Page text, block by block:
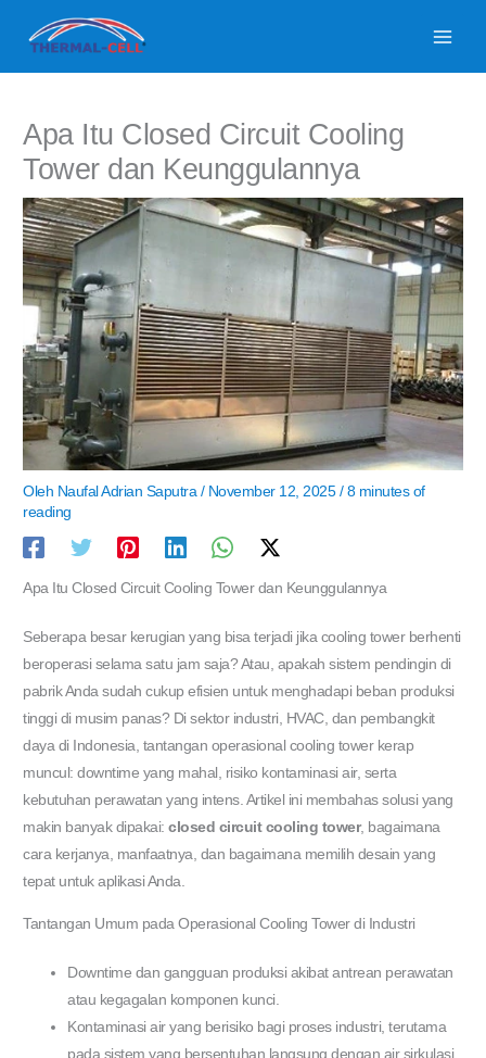
Apa Itu Closed Circuit Cooling
Tower dan Keunggulannya
Oleh Naufal Adrian Saputra / November 12, 2025 / 8 minutes of
reading
Apa Itu Closed Circuit Cooling Tower dan Keunggulannya
Seberapa besar kerugian yang bisa terjadi jika cooling tower berhenti
beroperasi selama satu jam saja? Atau, apakah sistem pendingin di
pabrik Anda sudah cukup efisien untuk menghadapi beban produksi
tinggi di musim panas? Di sektor industri, HVAC, dan pembangkit
daya di Indonesia, tantangan operasional cooling tower kerap
muncul: downtime yang mahal, risiko kontaminasi air, serta
kebutuhan perawatan yang intens. Artikel ini membahas solusi yang
makin banyak dipakai:closed circuit cooling tower, bagaimana
cara kerjanya, manfaatnya, dan bagaimana memilih desain yang
tepat untuk aplikasi Anda.
Tantangan Umum pada Operasional Cooling Tower di Industri
Downtime dan gangguan produksi akibat antrean perawatan
atau kegagalan komponen kunci.
Kontaminasi air yang berisiko bagi proses industri, terutama
pada sistem yang bersentuhan langsung dengan air sirkulasi.